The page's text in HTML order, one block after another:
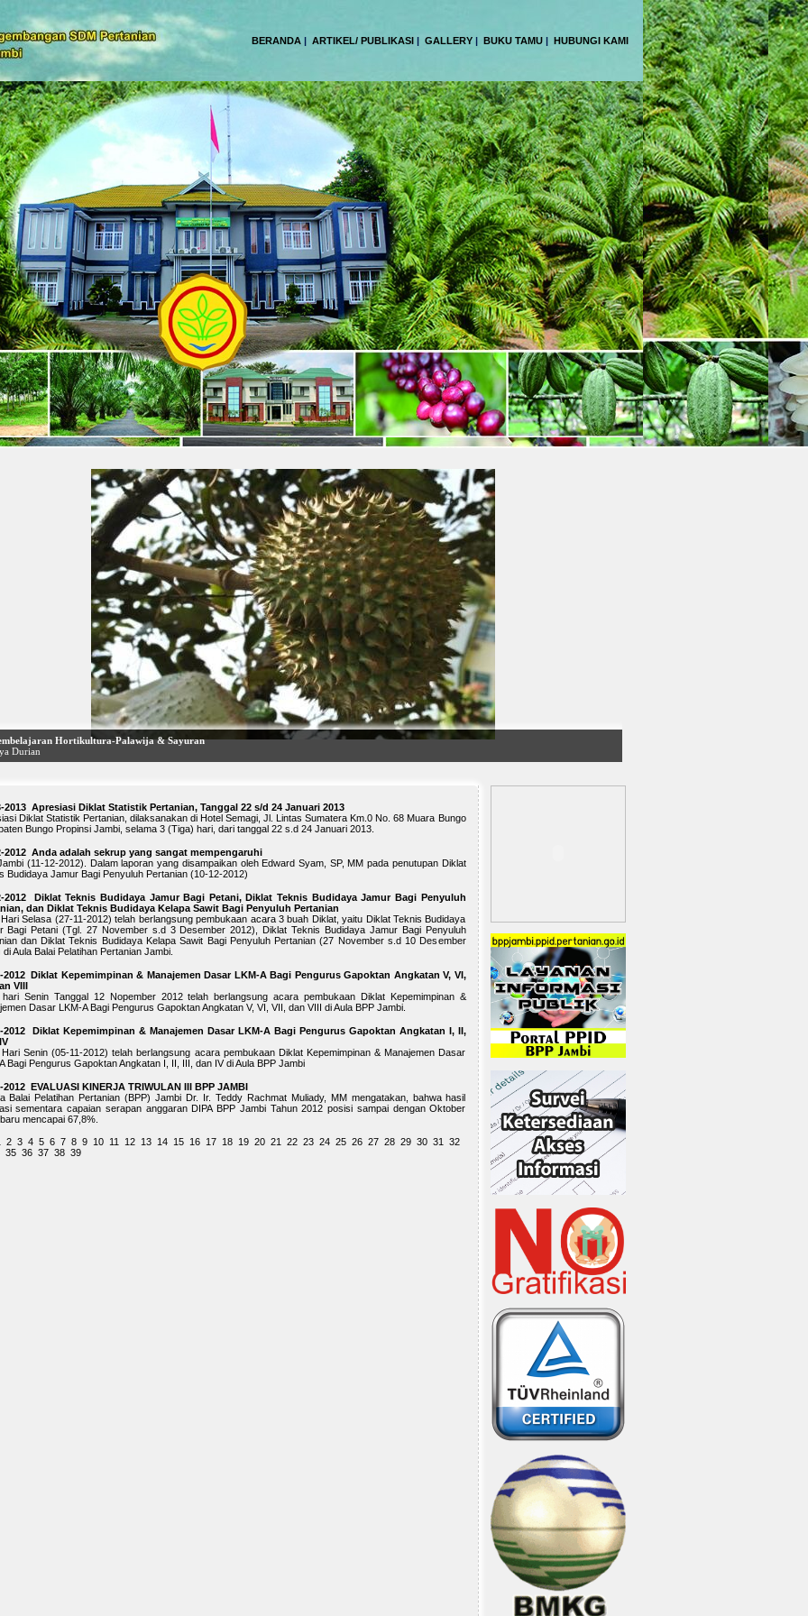
BERANDA | ARTIKEL/ PUBLIKASI | GALLERY | BUKU TAMU | HUBUNGI KAMI
2013 Apresiasi Diklat Statistik Pertanian, Tanggal 22 s/d 24 Januari 2013
Diklat Statistik Pertanian, dilaksanakan di Hotel Semagi, Jl. Lintas Sumatera Km.0 No. 68 Muara Bungo
Bungo Propinsi Jambi, selama 3 (Tiga) hari, dari tanggal 22 s.d 24 Januari 2013.
2012 Anda adalah sekrup yang sangat mempengaruhi
(11-12-2012). Dalam laporan yang disampaikan oleh Edward Syam, SP, MM pada penutupan Diklat
Budidaya Jamur Bagi Penyuluh Pertanian (10-12-2012)
2012 Diklat Teknis Budidaya Jamur Bagi Petani, Diklat Teknis Budidaya Jamur Bagi Penyuluh
dan Diklat Teknis Budidaya Kelapa Sawit Bagi Penyuluh Pertanian
Hari Selasa (27-11-2012) telah berlangsung pembukaan acara 3 buah Diklat, yaitu Diklat Teknis Budidaya
Bagi Petani (Tgl. 27 November s.d 3 Desember 2012), Diklat Teknis Budidaya Jamur Bagi Penyuluh
dan Diklat Teknis Budidaya Kelapa Sawit Bagi Penyuluh Pertanian (27 November s.d 10 Desember
di Aula Balai Pelatihan Pertanian Jambi.
2012 Diklat Kepemimpinan & Manajemen Dasar LKM-A Bagi Pengurus Gapoktan Angkatan V, VI,
VIII
hari Senin Tanggal 12 Nopember 2012 telah berlangsung acara pembukaan Diklat Kepemimpinan &
Dasar LKM-A Bagi Pengurus Gapoktan Angkatan V, VI, VII, dan VIII di Aula BPP Jambi.
2012 Diklat Kepemimpinan & Manajemen Dasar LKM-A Bagi Pengurus Gapoktan Angkatan I, II,
Hari Senin (05-11-2012) telah berlangsung acara pembukaan Diklat Kepemimpinan & Manajemen Dasar
Bagi Pengurus Gapoktan Angkatan I, II, III, dan IV di Aula BPP Jambi
2012 EVALUASI KINERJA TRIWULAN III BPP JAMBI
Balai Pelatihan Pertanian (BPP) Jambi Dr. Ir. Teddy Rachmat Muliady, MM mengatakan, bahwa hasil
sementara capaian serapan anggaran DIPA BPP Jambi Tahun 2012 posisi sampai dengan Oktober
mencapai 67,8%.
2 3 4 5 6 7 8 9 10 11 12 13 14 15 16 17 18 19 20 21 22 23 24 25 26 27 28 29 30 31
32
3536 37 38 39